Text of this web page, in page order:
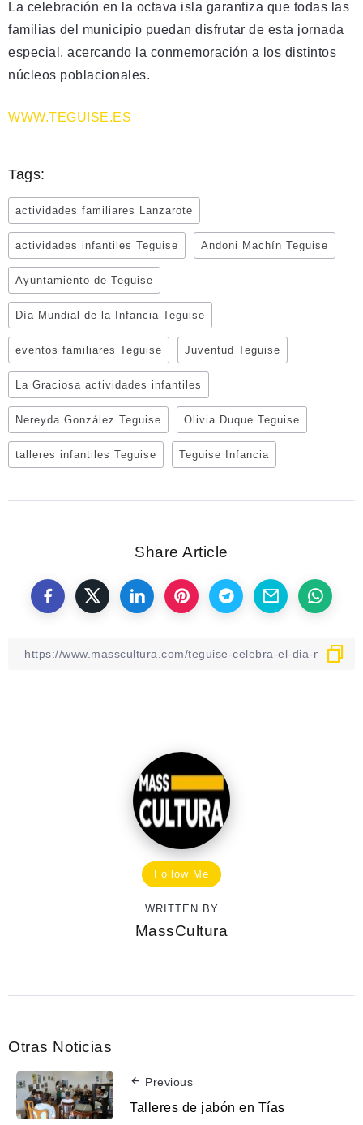
La celebración en la octava isla garantiza que todas las
familias del municipio puedan disfrutar de esta jornada
especial, acercando la conmemoración a los distintos
núcleos poblacionales.
WWW.TEGUISE.ES
Tags:
actividades familiares Lanzarote
actividades infantiles Teguise Andoni Machín Teguise
Ayuntamiento de Teguise
Día Mundial de la Infancia Teguise
eventos familiares Teguise Juventud Teguise
La Graciosa actividades infantiles
Nereyda González Teguise Olivia Duque Teguise
talleres infantiles Teguise Teguise Infancia
Share Article
Follow Me
WRITTEN BY
MassCultura
Otras Noticias
Previous
Talleres de jabón en Tías